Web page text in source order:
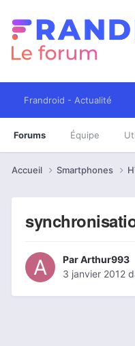
Frandroid - Actualité
Forums Équipe
Accueil Smartphones
ParArthur993
3 janvier 2012